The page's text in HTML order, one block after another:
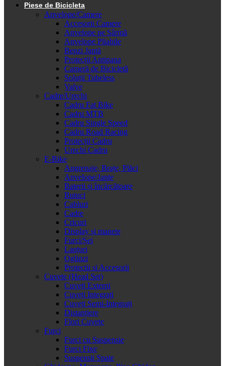
Piese de Bicicleta
Anvelope/Camere
Accesorii Camere
Anvelope pe Sârmă
Anvelope Pliabile
Benzi Jantă
Protecții Antipana
Cameră de Bicicletă
Soluții Tubeless
Valve
Cadre/Urechi
Cadru Fat Bike
Cadru MTB
Cadru Single Speed
Cadru Road Racing
Protecții Cadru
Urechi Cadru
E-Bike
Angrenaje, Brațe, Plăci
Anvelope/Jante
Baterii și încărcătoare
Butuci
Cabluri
Cadre
Cricuri
Display și manete
Furci/Șei
Lanțuri
Oglinzi
Protectii si Accesorii
Cuvete (Head Set)
Cuveți Externi
Cuveți Integrați
Cuveți Semi-Integrați
Distanțiere
Flori Cuvete
Furci
Furci cu Suspensie
Furci Fixe
Suspensii Spate